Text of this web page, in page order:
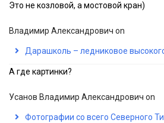
Это не козловой, а мостовой кран)
Владимир Александрович on
Дарашколь – ледниковое
А где картинки?
Усанов Владимир Александрович on
Фотографии со всего Северного